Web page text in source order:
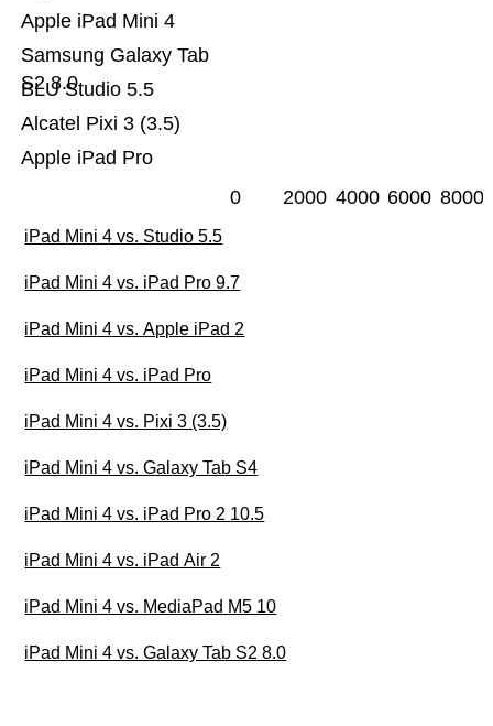
Apple iPad Pro
Alcatel Pixi 3 (3.5)
BLU Studio 5.5
Samsung Galaxy Tab
S2 8.0
Apple iPad Mini 4
0 2000 4000 6000 8000
iPad Mini 4 vs. Studio 5.5
iPad Mini 4 vs. iPad Pro 9.7
iPad Mini 4 vs. Apple iPad 2
iPad Mini 4 vs. iPad Pro
iPad Mini 4 vs. Pixi 3 (3.5)
iPad Mini 4 vs. Galaxy Tab S4
iPad Mini 4 vs. iPad Pro 2 10.5
iPad Mini 4 vs. iPad Air 2
iPad Mini 4 vs. MediaPad M5 10
iPad Mini 4 vs. Galaxy Tab S2 8.0